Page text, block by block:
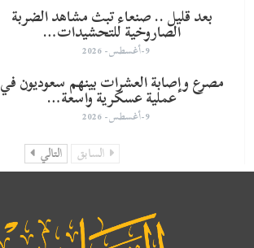
بعد قليل .. صنعاء تبث مشاهد الضربة
الصاروخية للتحشيدات…
9-أغسطس- 2026
مصرع وإصابة العشرات بينهم سعوديون في
عملية عسكرية واسعة…
9-أغسطس- 2026
السابق التالي